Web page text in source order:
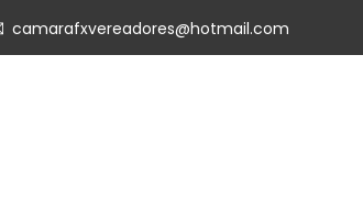
camarafxvereadores@hotmail.com